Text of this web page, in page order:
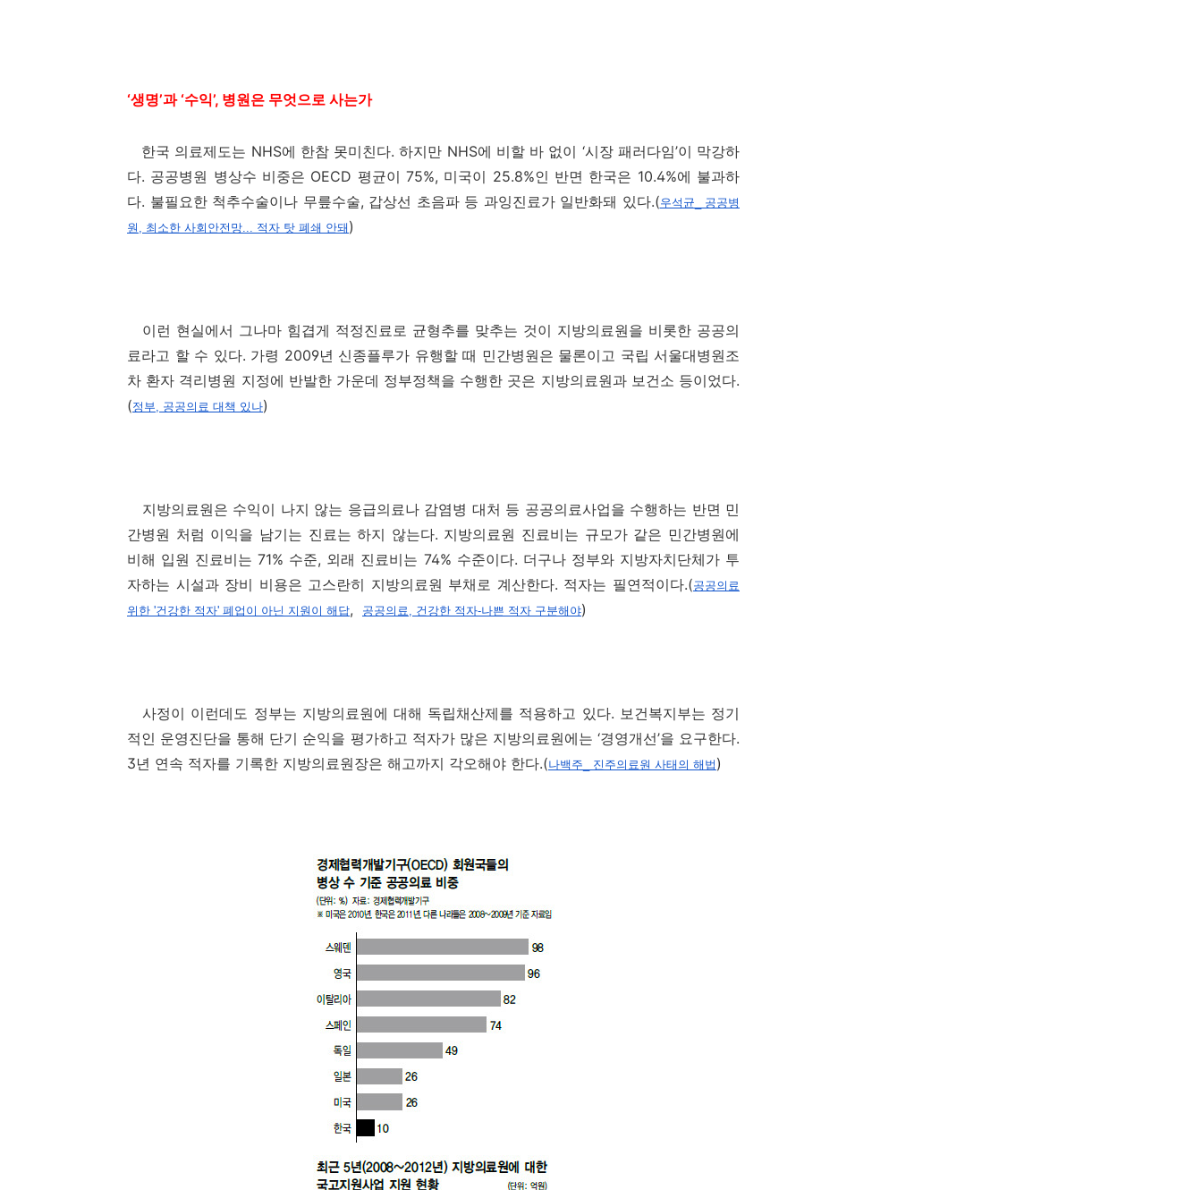
‘생명’과 ‘수익’, 병원은 무엇으로 사는가
한국 의료제도는 NHS에 한참 못미친다. 하지만 NHS에 비할 바 없이 ‘시장 패러다임’이 막강하
다. 공공병원 병상수 비중은 OECD 평균이 75%, 미국이 25.8%인 반면 한국은 10.4%에 불과하
다. 불필요한 척추수술이나 무릎수술, 갑상선 초음파 등 과잉진료가 일반화돼 있다.(우석균_ 공공병
원, 최소한 사회안전망... 적자 탓 폐쇄 안돼 )
이런 현실에서 그나마 힘겹게 적정진료로 균형추를 맞추는 것이 지방의료원을 비롯한 공공의
료라고 할 수 있다. 가령 2009년 신종플루가 유행할 때 민간병원은 물론이고 국립 서울대병원조
차 환자 격리병원 지정에 반발한 가운데 정부정책을 수행한 곳은 지방의료원과 보건소 등이었다.
(정부, 공공의료 대책 있나)
지방의료원은 수익이 나지 않는 응급의료나 감염병 대처 등 공공의료사업을 수행하는 반면 민
간병원 처럼 이익을 남기는 진료는 하지 않는다. 지방의료원 진료비는 규모가 같은 민간병원에
비해 입원 진료비는 71% 수준, 외래 진료비는 74% 수준이다. 더구나 정부와 지방자치단체가 투
자하는 시설과 장비 비용은 고스란히 지방의료원 부채로 계산한다. 적자는 필연적이다.(공공의료
위한 '건강한 적자' 폐업이 아닌 지원이 해답, 공공의료, 건강한 적자-나쁜 적자 구분해야)
사정이 이런데도 정부는 지방의료원에 대해 독립채산제를 적용하고 있다. 보건복지부는 정기
적인 운영진단을 통해 단기 순익을 평가하고 적자가 많은 지방의료원에는 ‘경영개선’을 요구한다.
3년 연속 적자를 기록한 지방의료원장은 해고까지 각오해야 한다.(나백주_ 진주의료원 사태의 해법 )